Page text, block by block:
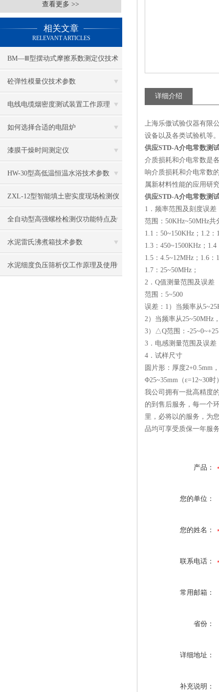
查看更多 >>
相关文章
RELEVANT ARTICLES
BM—Ⅲ型摆动式摩擦系数测定仪技术
参数
砼弹性模量仪技术参数
电线电缆烟密度测试装置工作原理
如何选择合适的电阻炉
漆膜干燥时间测定仪
HW-30型高低温恒温水浴技术参数
ZXL-12型智能填土密实度现场检测仪
特点
全自动型高强螺栓检测仪功能特点及
维护保养
水泥雷氏沸煮箱技术参数
水泥细度负压筛析仪工作原理及使用
详细介绍
上海乐傲试验仪器有限
设备以及各类试验机等
供应STD-A介电常数测
介质损耗和介电常数是
响介质损耗和介电常数
属新材料性能的应用研
供应STD-A介电常数测
1．频率范围及刻度误
范围：50KHz~50MHz
1.1：50~150KHz；1.2
1.3：450~1500KHz；
1.5：4.5~12MHz；1.6
1.7：25~50MHz；
2．Q值测量范围及误差
范围：5~500
误差：1）当频率从
2）当频率从25~50MHz
3）△Q范围：-
3．电感测量范围及误
4．试样尺寸
圆片形：厚度2+0.5mm
Φ25~35mm（ε=12~30
我公司拥有一批高精度
的到售后服务，每一个
里，必将以的服务，为
品均可享受质保一年服
产品：
您的单位：
您的姓名：
联系电话：
常用邮箱：
省份：
详细地址：
补充说明：